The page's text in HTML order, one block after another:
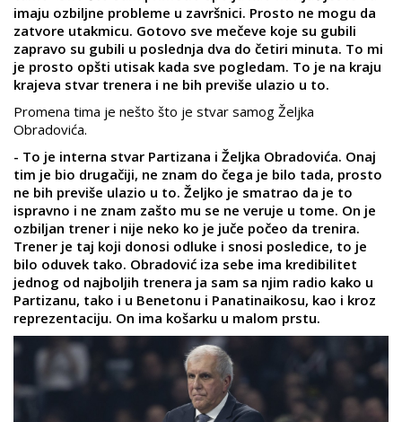
imaju ozbiljne probleme u završnici. Prosto ne mogu da
zatvore utakmicu. Gotovo sve mečeve koje su gubili
zapravo su gubili u poslednja dva do četiri minuta. To mi
je prosto opšti utisak kada sve pogledam. To je na kraju
krajeva stvar trenera i ne bih previše ulazio u to.
Promena tima je nešto što je stvar samog Željka
Obradovića.
- To je interna stvar Partizana i Željka Obradovića. Onaj
tim je bio drugačiji, ne znam do čega je bilo tada, prosto
ne bih previše ulazio u to. Željko je smatrao da je to
ispravno i ne znam zašto mu se ne veruje u tome. On je
ozbiljan trener i nije neko ko je juče počeo da trenira.
Trener je taj koji donosi odluke i snosi posledice, to je
bilo oduvek tako. Obradović iza sebe ima kredibilitet
jednog od najboljih trenera ja sam sa njim radio kako u
Partizanu, tako i u Benetonu i Panatinaikosu, kao i kroz
reprezentaciju. On ima košarku u malom prstu.